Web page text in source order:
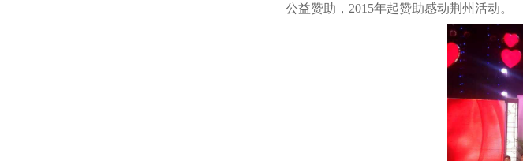
公益赞助，2015年起赞助感动荆州活动。